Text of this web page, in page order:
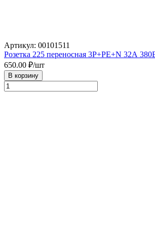
Артикул: 00101511
Розетка 225 переносная 3Р+РЕ+N 32А
650.00 ₽/шт
В корзину